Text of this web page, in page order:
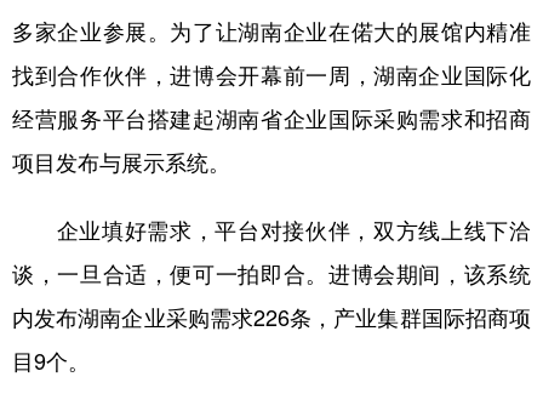
多家企业参展。为了让湖南企业在偌大的展馆内精准
找到合作伙伴，进博会开幕前一周，湖南企业国际化
经营服务平台搭建起湖南省企业国际采购需求和招商
项目发布与展示系统。
企业填好需求，平台对接伙伴，双方线上线下洽
谈，一旦合适，便可一拍即合。进博会期间，该系统
内发布湖南企业采购需求226条，产业集群国际招商项
目9个。